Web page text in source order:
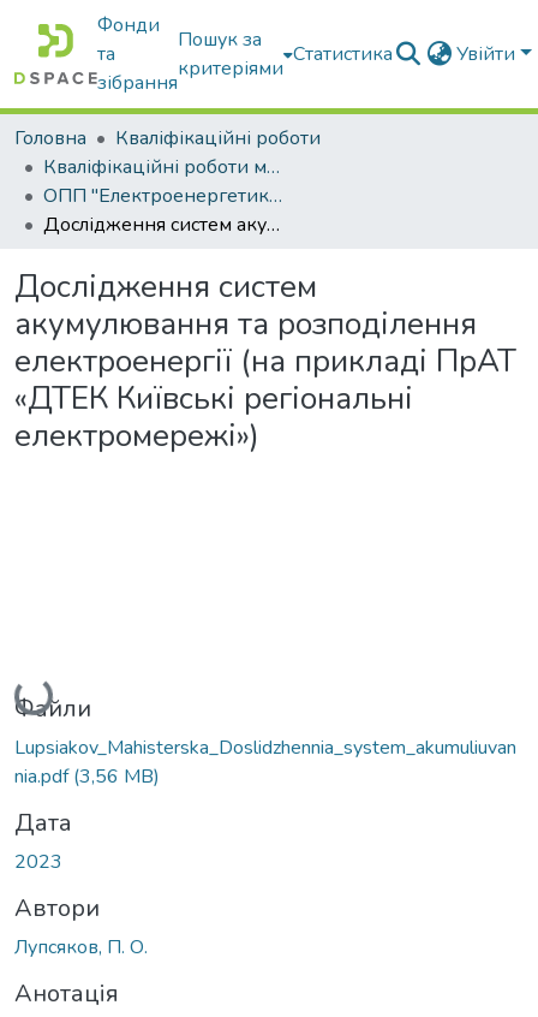
Фонди
та
зібрання
Пошук за
критеріями
Статистика Увійти
Головна
Кваліфікаційні роботи
Кваліфікаційні роботи магістрів
ОПП "Електроенергетика, електротехніка та електромеханіка"
Дослідження систем акумулювання та розподілення електроенергії (на прикладі ПрАТ «ДТЕК Київські регіональні електромережі»)
Дослідження систем
акумулювання та розподілення
електроенергії (на прикладі ПрАТ
«ДТЕК Київські регіональні
електромережі»)
Вантажиться...
Файли
Lupsiakov_Mahisterska_Doslidzhennia_system_akumuliuvan
nia.pdf(3,56 MB)
Дата
2023
Автори
Лупсяков, П. О.
Анотація